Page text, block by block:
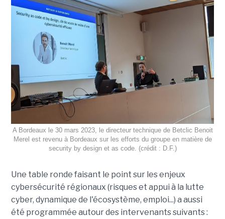
A Bordeaux le 30 mars 2023, le directeur technique de Betclic Benoit
Merel est revenu à Bordeaux sur les efforts du groupe en matière de
security by design et as code. (crédit : D.F.)
Une table ronde faisant le point sur les enjeux
cybersécurité régionaux (risques et appui à la lutte
cyber, dynamique de l'écosystème, emploi...) a aussi
été programmée autour des intervenants suivants :